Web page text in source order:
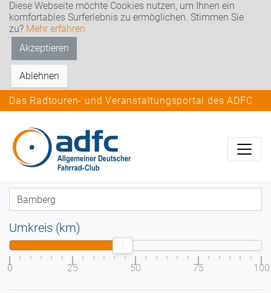
Diese Webseite möchte Cookies nutzen, um Ihnen ein
komfortables Surferlebnis zu ermöglichen. Stimmen Sie
zu? Mehr erfahren
Akzeptieren
Ablehnen
Das Radtouren- und Veranstaltungsportal des ADFC
Umkreis (km)
0 25 50 75 100